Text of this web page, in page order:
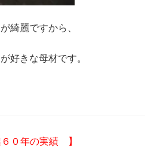
綺麗ですから、
好きな母材です。
０年の実績 】